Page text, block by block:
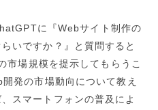
に『Webサイト制作の
いですか？』と質問すると
市場規模を提示してもらうこ
発の市場動向について教え
スマートフォンの普及によ